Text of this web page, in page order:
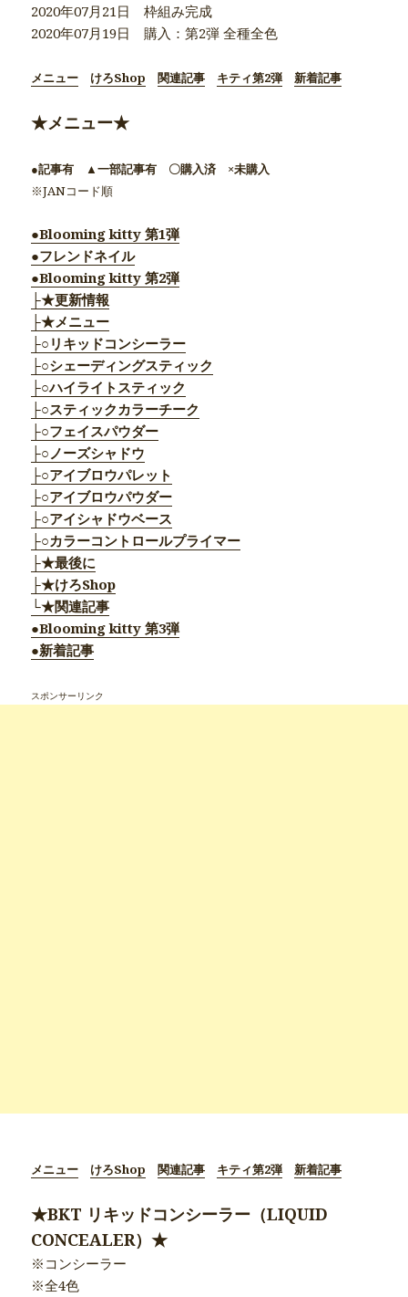
2020年07月21日 枠組み完成
2020年07月19日 購入：第2弾 全種全色
メニュー けろShop 関連記事 キティ第2弾 新着記事
★メニュー★
●記事有 ▲一部記事有 〇購入済 ×未購入
※JANコード順
●Blooming kitty 第1弾
●フレンドネイル
●Blooming kitty 第2弾
├★更新情報
├★メニュー
├○リキッドコンシーラー
├○シェーディングスティック
├○ハイライトスティック
├○スティックカラーチーク
├○フェイスパウダー
├○ノーズシャドウ
├○アイブロウパレット
├○アイブロウパウダー
├○アイシャドウベース
├○カラーコントロールプライマー
├★最後に
├★けろShop
└★関連記事
●Blooming kitty 第3弾
●新着記事
スポンサーリンク
メニュー けろShop 関連記事 キティ第2弾 新着記事
★BKT リキッドコンシーラー（LIQUID
CONCEALER）★
※コンシーラー
※全4色